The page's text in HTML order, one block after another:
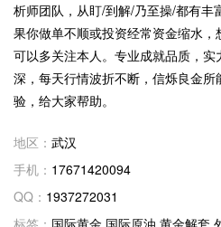
析师团队，从盯/到解/乃至操/都有丰
果你做单不顺或投资经常资金缩水
可以多关注本人。专业成就品质，
深，每天行情波折不断，信烁良金
验，给大家帮助。
地区： 武汉
手机： 17671420094
QQ： 1937272031
标签： 国际黄金 国际原油 黄金解套